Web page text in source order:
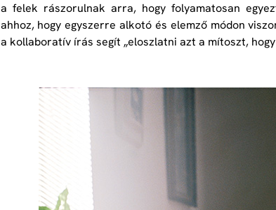
a felek rászorulnak arra, hogy folyamatosan
ahhoz, hogy egyszerre alkotó és elemző módon
a kollaboratív írás segít „eloszlatni azt a mítoszt,